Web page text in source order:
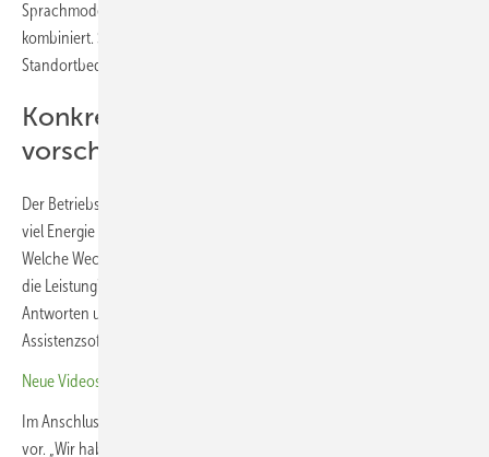
Sprachmodellen, sogenannten Large Language Models (LLM),
kombiniert. Sunnie kann sich dabei kontinuierlich an neue Daten- und
Standortbedingungen anpassen.
Konkrete Korrekturmaßnahmen
vorschlagen
Der Betriebsführer kann in Sunnie dann konkrete Fragen stellen. Wie
viel Energie haben meine drei Standorte in dieser Woche produziert?
Welche Wechselrichterfehler hatten gestern den größten Einfluss auf
die Leistung? Auf diese und ähnliche Fragen gibt Sunnie klare
Antworten und meldet sofort versteckte Probleme, indem die
Assistenzsoftware Standortdaten sofort analysiert.
Neue Videos zur Energiewende – schnell und gut informiert!
Im Anschluss schlägt der Assistent konkrete Korrekturmaßnahmen
vor. „Wir haben Sunnie als Schnittstelle – als Weiterentwicklung – für